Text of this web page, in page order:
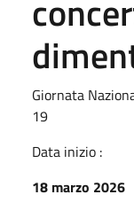
Giornata
19
Data inizio :
18 marzo 2026